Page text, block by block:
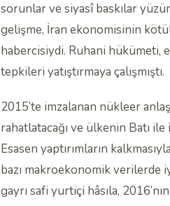
sorunlar ve siyasî baskılar
gelişme, İran ekonomisinin
habercisiydi. Ruhani hükümeti,
tepkileri yatıştırmaya çalışmıştı.
2015’te imzalanan nükleer
rahatlatacağı ve ülkenin Batı
Esasen yaptırımların
bazı makroekonomik verilerde
gayrı safi yurtiçi hâsıla,